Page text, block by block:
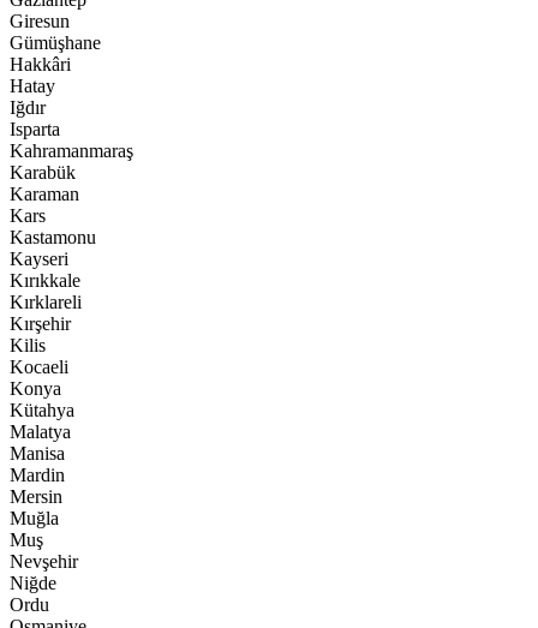
Giresun
Gümüşhane
Hakkâri
Hatay
Iğdır
Isparta
Kahramanmaraş
Karabük
Karaman
Kars
Kastamonu
Kayseri
Kırıkkale
Kırklareli
Kırşehir
Kilis
Kocaeli
Konya
Kütahya
Malatya
Manisa
Mardin
Mersin
Muğla
Muş
Nevşehir
Niğde
Ordu